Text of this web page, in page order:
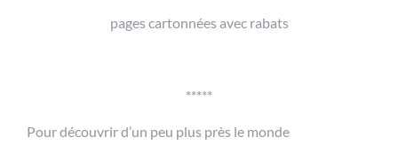
pages cartonnées avec rabats
*****
Pour découvrir d’un peu plus près le monde